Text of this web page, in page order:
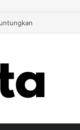
Lebih Autentik